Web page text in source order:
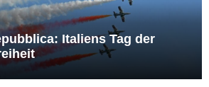
Italiens Tag der